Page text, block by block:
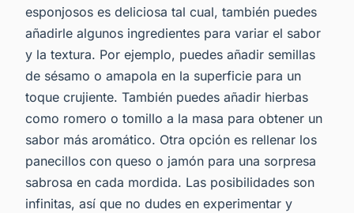
esponjosos es deliciosa tal cual, también puedes
añadirle algunos ingredientes para variar el sabor
y la textura. Por ejemplo, puedes añadir semillas
de sésamo o amapola en la superficie para un
toque crujiente. También puedes añadir hierbas
como romero o tomillo a la masa para obtener un
sabor más aromático. Otra opción es rellenar los
panecillos con queso o jamón para una sorpresa
sabrosa en cada mordida. Las posibilidades son
infinitas, así que no dudes en experimentar y